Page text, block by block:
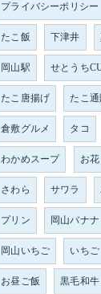
プライバシーポリシー
たこ飯 下津井
岡山駅 せとうち
たこ唐揚げ たこ通
倉敷グルメ タコ
わかめスープ お花
さわら サワラ
プリン 岡山バナナ
岡山いちご いちご
お昼ご飯 黒毛和牛